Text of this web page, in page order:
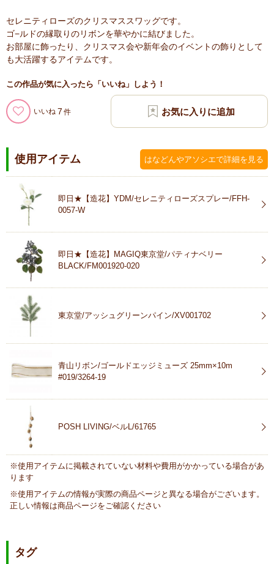
セレニティローズのクリスマススワッグです。
ゴ−ルドの縁取りのリボンを華やかに結びました。
お部屋に飾ったり、クリスマス会や新年会のイベントの飾りとして
も大活躍するアイテムです。
この作品が気に入ったら「いいね」しよう！
いいね 7
使用アイテム はなどんやアソシエで詳細を見る
即日★【造花】YDM/セレニティローズスプレー/FFH-
0057-W
即日★【造花】MAGIQ東京堂/パティナベリー
BLACK/FM001920-020
東京堂/アッシュグリーンパイン/XV001702
青山リボン/ゴールドエッジミューズ 25mm×10m
#019/3264-19
POSH LIVING/ベルL/61765
※使用アイテムに掲載されていない材料や費用がかかっている場合があ
ります
※使用アイテムの情報が実際の商品ページと異なる場合がございます。
正しい情報は商品ページをご確認ください
タグ